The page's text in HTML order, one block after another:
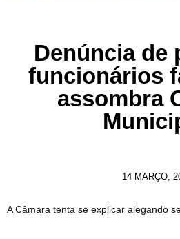
Denúncia de
funcionários
assombra
14 MARÇO,
A Câmara tenta se explicar alegando